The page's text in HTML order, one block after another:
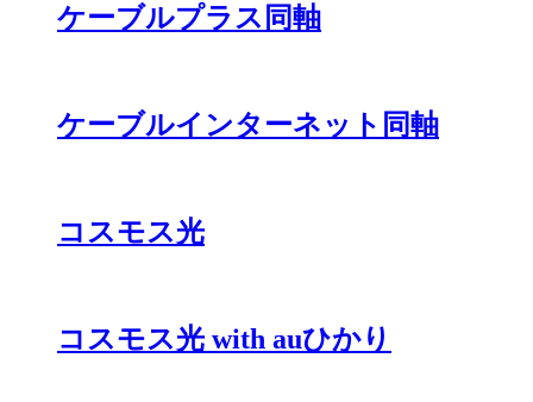
ケーブルプラス同軸
ケーブルインターネット同軸
コスモス光
コスモス光 with auひかり